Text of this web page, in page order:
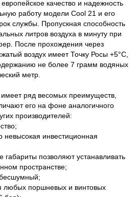
качество и надежность
работу модели Cool 21 и его
службы. Пропускная способность
литров воздуха в минуту при
После прохождения через
воздух имеет Точку Росы +5°С,
не более 7 грамм водяных
метр.
ряд весомых преимуществ,
его на фоне аналогичного
производителей:
инвестиционная
позволяют устанавливать
пространстве;
поршневых и винтовых